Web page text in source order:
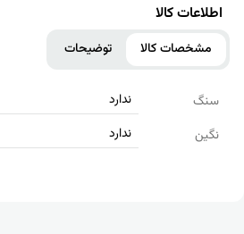
اطلاعات کالا
مشخصات کالا توضیحات
سنگ
ندارد
نگین
ندارد